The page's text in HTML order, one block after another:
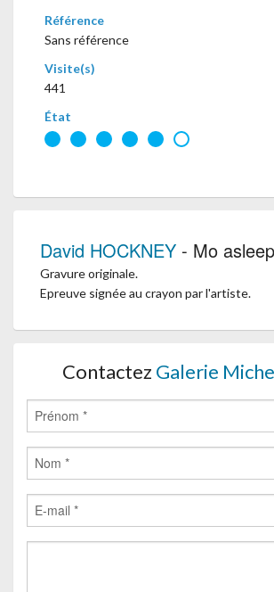
Référence
Sans référence
Visite(s)
441
État
David HOCKNEY - Mo asleep
Gravure originale.
Epreuve signée au crayon par l'artiste.
Contactez Galerie